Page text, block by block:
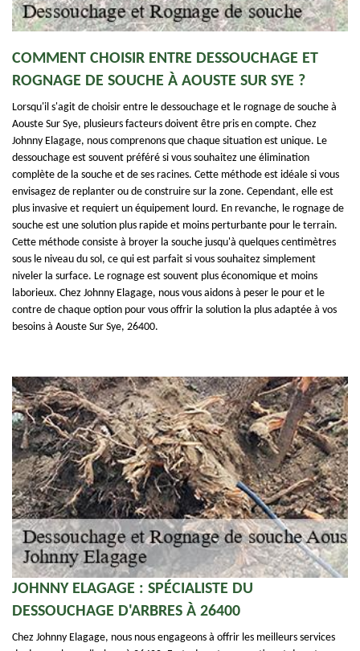
COMMENT CHOISIR ENTRE DESSOUCHAGE ET
ROGNAGE DE SOUCHE À AOUSTE SUR SYE ?
Lorsqu'il s'agit de choisir entre le dessouchage et le rognage de souche à
Aouste Sur Sye, plusieurs facteurs doivent être pris en compte. Chez
Johnny Elagage, nous comprenons que chaque situation est unique. Le
dessouchage est souvent préféré si vous souhaitez une élimination
complète de la souche et de ses racines. Cette méthode est idéale si vous
envisagez de replanter ou de construire sur la zone. Cependant, elle est
plus invasive et requiert un équipement lourd. En revanche, le rognage de
souche est une solution plus rapide et moins perturbante pour le terrain.
Cette méthode consiste à broyer la souche jusqu'à quelques centimètres
sous le niveau du sol, ce qui est parfait si vous souhaitez simplement
niveler la surface. Le rognage est souvent plus économique et moins
laborieux. Chez Johnny Elagage, nous vous aidons à peser le pour et le
contre de chaque option pour vous offrir la solution la plus adaptée à vos
besoins à Aouste Sur Sye, 26400.
JOHNNY ELAGAGE : SPÉCIALISTE DU
DESSOUCHAGE D'ARBRES À 26400
Chez Johnny Elagage, nous nous engageons à offrir les meilleurs services